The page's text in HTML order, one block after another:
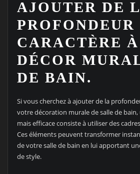
AJOUTER DE
PROFONDEUR
CARACTÈRE
DÉCOR
DE BAIN.
Si vous cherchez à ajouter de la
votre décoration murale de salle de
mais efficace consiste à utiliser des
Ces éléments peuvent transformer
de votre salle de bain en lui apportant
de style.